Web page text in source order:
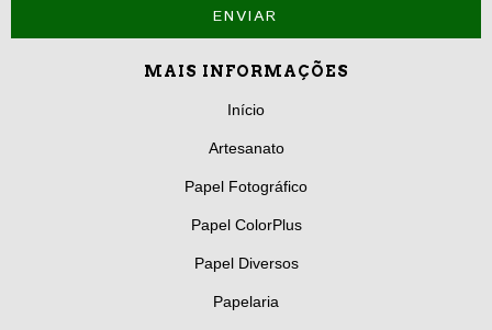
MAIS INFORMAÇÕES
Início
Artesanato
Papel Fotográfico
Papel ColorPlus
Papel Diversos
Papelaria